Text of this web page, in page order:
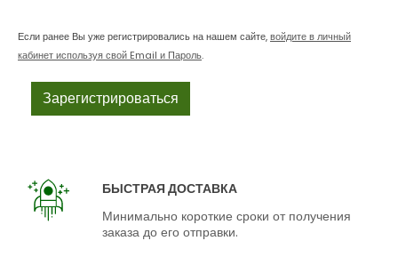
Если ранее Вы уже регистрировались на нашем сайте,войдите в личный
кабинет используя свой Email и Пароль.
БЫСТРАЯ ДОСТАВКА
Минимально короткие сроки от получения
заказа до его отправки.